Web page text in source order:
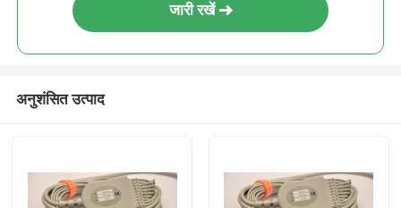
जारी रखें
अनुशंसित उत्पाद